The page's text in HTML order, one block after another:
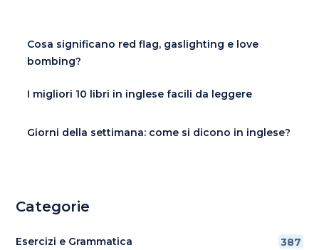
Cosa significano red flag, gaslighting e love
bombing?
I migliori 10 libri in inglese facili da leggere
Giorni della settimana: come si dicono in inglese?
Categorie
Esercizi e Grammatica 387